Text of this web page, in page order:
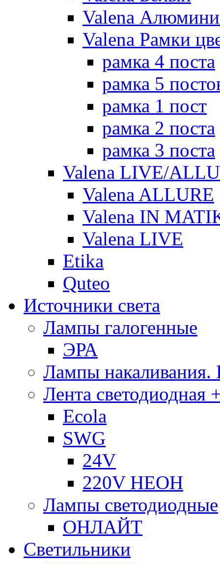
Valena
Valena Рамки
рамка 4 поста
рамка 5
рамка 1 пост
рамка 2 поста
рамка 3 поста
Valena LIVE/
Valena ALLURE
Valena IN
Valena LIVE
Etika
Quteo
Источники света
Лампы галогенные
ЭРА
Лампы
Лента светодиодная
Ecola
SWG
24V
220V НЕОН
Лампы светодиодные
ОНЛАЙТ
Светильники